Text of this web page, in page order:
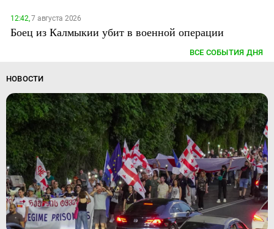
12:42,7 августа 2026
Боец из Калмыкии убит в военной операции
ВСЕ СОБЫТИЯ ДНЯ
НОВОСТИ